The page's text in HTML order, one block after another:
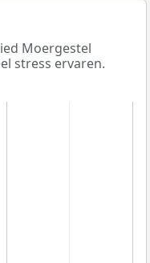
Moergestel
stress ervaren.